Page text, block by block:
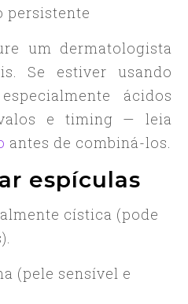
persistente
um dermatologista
Se estiver usando
ácidos
e timing — leia
antes de combiná-los.
espículas
cística (pode
(pele sensível e